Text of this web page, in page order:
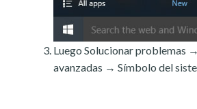
Luego Solucionar problemas
avanzadas → Símbolo del